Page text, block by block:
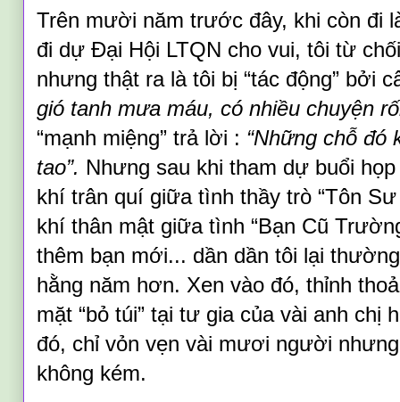
Trên mười năm trước đây, khi còn đi
đi dự Đại Hội LTQN cho vui, tôi từ
nhưng thật ra là tôi bị “tác động” bởi
gió tanh mưa máu, có nhiều chuyện
“mạnh miệng” trả lời : “Những chỗ đó
tao”. Nhưng sau khi tham dự buổi
khí trân quí giữa tình thầy trò “Tôn
khí thân mật giữa tình “Bạn Cũ
thêm bạn mới... dần dần tôi lại
hằng năm hơn. Xen vào đó, thỉnh
mặt “bỏtúi” tại tư gia củavài anh chị
đó, chỉvỏn vẹn vài mươi người
không kém.